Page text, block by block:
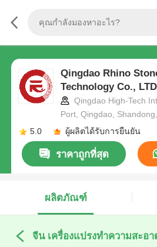
Qingdao Rhino
Technology Co., LTD
Qingdao High-Tech
Port, Qingdao,
5.0
ผู้ผลิตได้รับการยืนยัน
ราคาถูกที่สุด
ผลิตภัณฑ์
จีน เครื่องแปรงทําความสะอ